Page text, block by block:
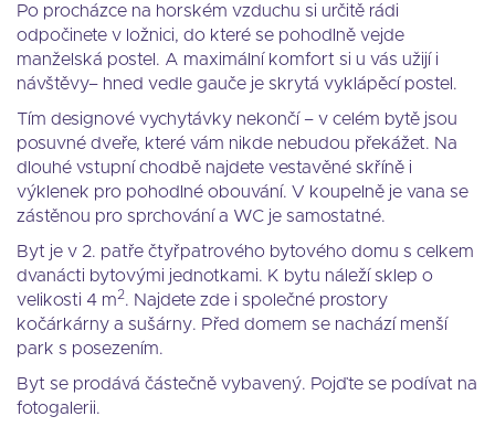
Po procházce na horském vzduchu si určitě rádi
odpočinete v ložnici, do které se pohodlně vejde
manželská postel. A maximální komfort si u vás užijí i
návštěvy– hned vedle gauče je skrytá vyklápěcí postel.
Tím designové vychytávky nekončí – v celém bytě jsou
posuvné dveře, které vám nikde nebudou překážet. Na
dlouhé vstupní chodbě najdete vestavěné skříně i
výklenek pro pohodlné obouvání. V koupelně je vana se
zástěnou pro sprchování a WC je samostatné.
Byt je v 2. patře čtyřpatrového bytového domu s celkem
dvanácti bytovými jednotkami. K bytu náleží sklep o
velikosti 4 m2. Najdete zde i společné prostory
kočárkárny a sušárny. Před domem se nachází menší
park s posezením.
Byt se prodává částečně vybavený. Pojďte se podívat na
fotogalerii.